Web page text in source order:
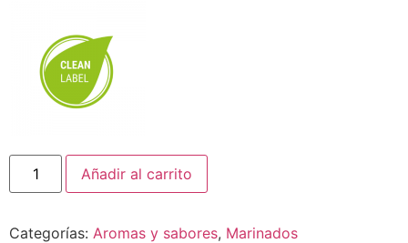
Añadir al carrito
Categorías: Aromas y sabores, Marinados